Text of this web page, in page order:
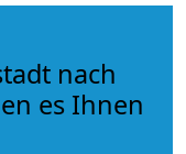
nach
es Ihnen